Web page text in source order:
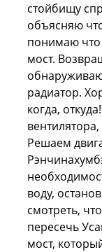
стойбищу
объясняю
понимаю что
мост.
радиатор.
когда,
Решаем
воду,
смотреть,
пересечь
мост,